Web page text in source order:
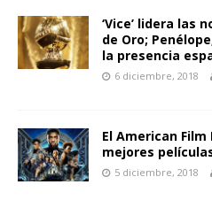
‘Vice’ lidera las
de Oro;
la presencia
6 diciembre, 2018
El American
mejores
5 diciembre, 2018